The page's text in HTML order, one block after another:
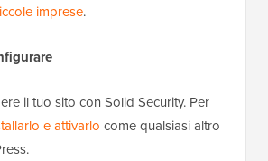
imprese.
il tuo sito con Solid Security. Per
e attivarlo come qualsiasi altro